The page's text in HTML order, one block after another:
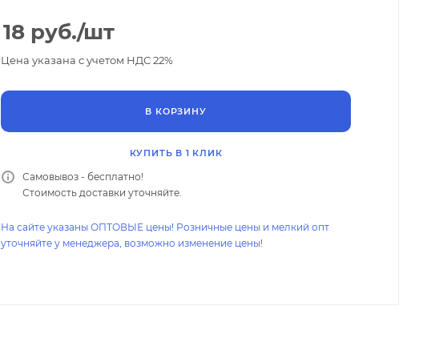
18 руб./шт
Цена указана с учетом НДС 22%
В КОРЗИНУ
КУПИТЬ В 1 КЛИК
Самовывоз - бесплатно!
Стоимость доставки уточняйте.
На сайте указаны ОПТОВЫЕ цены! Розничные цены и мелкий опт
уточняйте у менеджера, возможно изменение цены!